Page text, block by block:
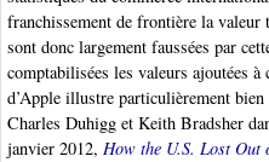
franchissement de frontière la
sont donc largement faussées par
comptabilisées les valeurs ajoutées à
d’Apple illustre particulièrement
Charles Duhigg et Keith Bradsher
janvier 2012, How the U.S. Lost Out